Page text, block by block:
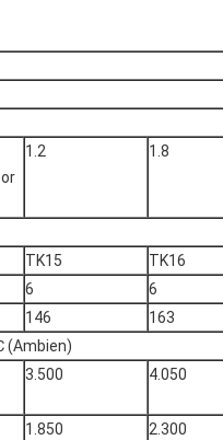
1.2 1.8
TK15 TK16
6 6
146 163
(Ambien)
3.500 4.050
1.850 2.300